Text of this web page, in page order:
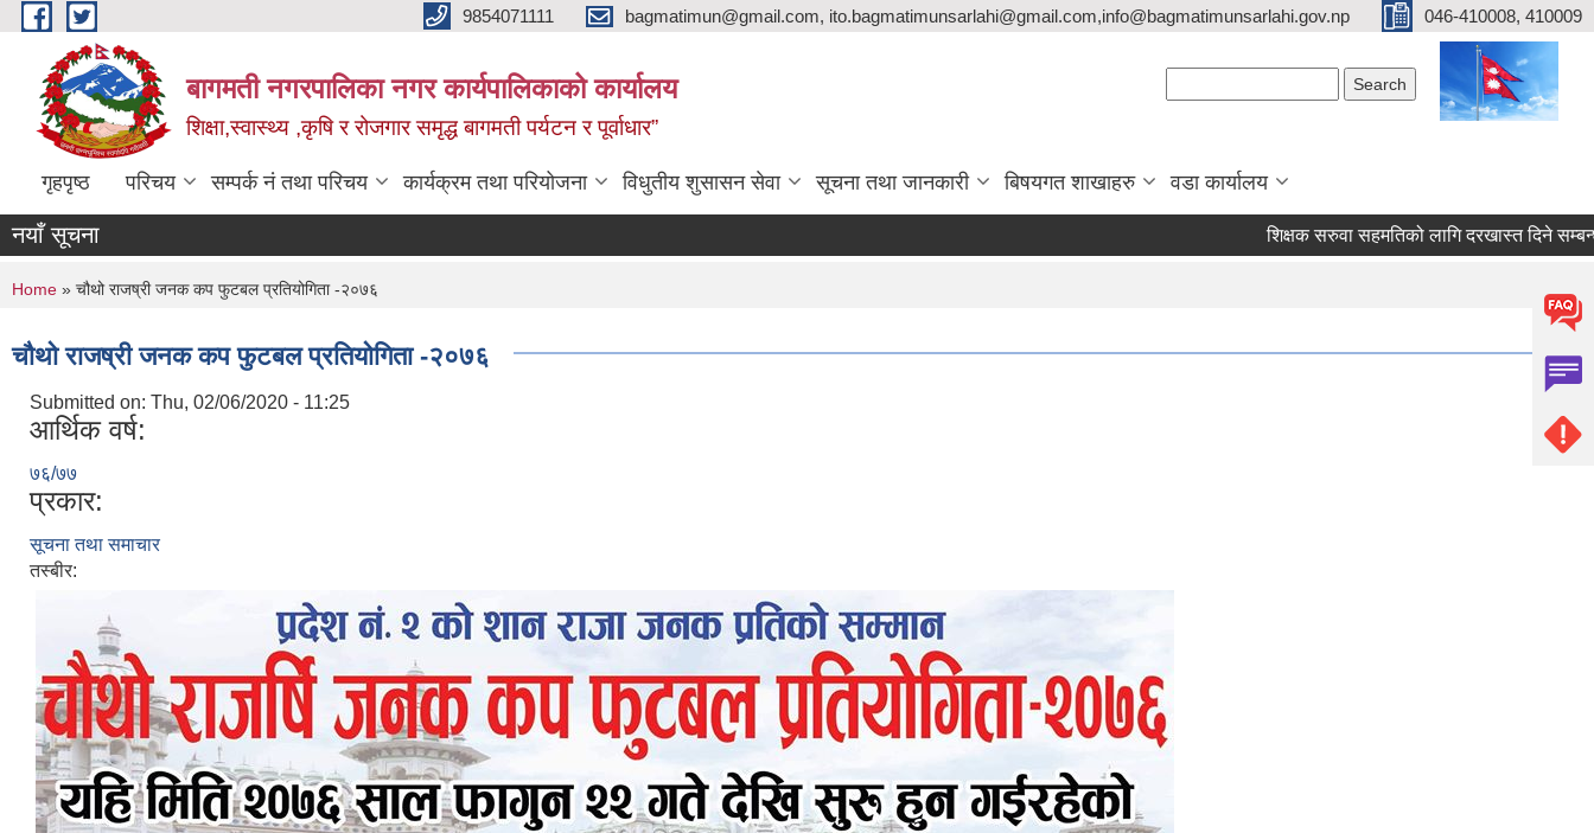
Skip to main content 9854071111 bagmatimun@gmail.com, ito.bagmatimunsarlahi@gmail.com,info@bagmatimunsarlahi.gov.np 046-410008, 410009
बागमती नगरपालिका नगर कार्यपालिकाको कार्यालय
शिक्षा,स्वास्थ्य ,कृषि र रोजगार समृद्ध बागमती पर्यटन र पूर्वाधार”
गृहपृष्ठ परिचय सम्पर्क नं तथा परिचय कार्यक्रम तथा परियोजना विधुतीय शुसासन सेवा सूचना तथा जानकारी बिषयगत शाखाहरु वडा कार्यालय
नयाँ सूचना शिक्षक सरुवा सहमतिको लागि दरखास्त दिने सम्बन्धी
You are here
Home » चौथो राजष्री जनक कप फुटबल प्रतियोगिता -२०७६
चौथो राजष्री जनक कप फुटबल प्रतियोगिता -२०७६
Submitted on: Thu, 02/06/2020 - 11:25
आर्थिक वर्ष:
७६/७७
प्रकार:
सूचना तथा समाचार
तस्बीर: